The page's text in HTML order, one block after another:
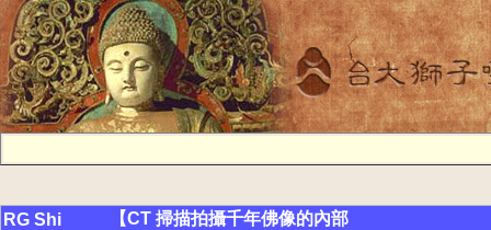
RG Shi 【CT 掃描拍攝千年佛像的內部